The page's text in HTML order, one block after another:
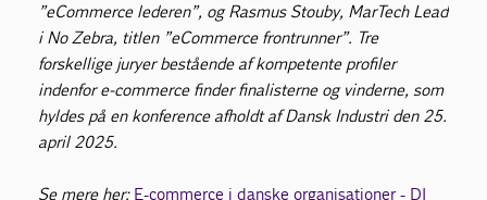
”eCommerce lederen”, og Rasmus Stouby, MarTech Lead
i No Zebra, titlen ”eCommerce frontrunner”. Tre
forskellige juryer bestående af kompetente profiler
indenfor e-commerce finder finalisterne og vinderne, som
hyldes på en konference afholdt af Dansk Industri den 25.
april 2025.
Se mere her: E-commerce i danske organisationer - DI